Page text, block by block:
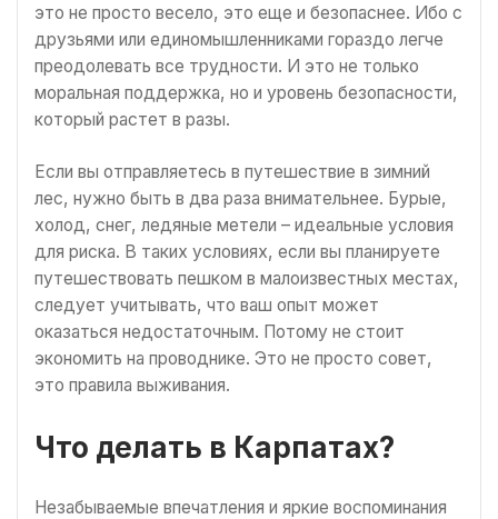
это не просто весело, это еще и безопаснее. Ибо с
друзьями или единомышленниками гораздо легче
преодолевать все трудности. И это не только
моральная поддержка, но и уровень безопасности,
который растет в разы.
Если вы отправляетесь в путешествие в зимний
лес, нужно быть в два раза внимательнее. Бурые,
холод, снег, ледяные метели – идеальные условия
для риска. В таких условиях, если вы планируете
путешествовать пешком в малоизвестных местах,
следует учитывать, что ваш опыт может
оказаться недостаточным. Потому не стоит
экономить на проводнике. Это не просто совет,
это правила выживания.
Что делать в Карпатах?
Незабываемые впечатления и яркие воспоминания